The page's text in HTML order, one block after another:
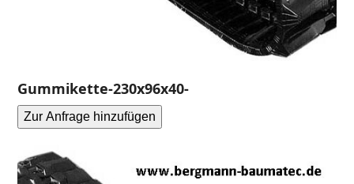
Gummikette-230x96x40-
Zur Anfrage hinzufügen